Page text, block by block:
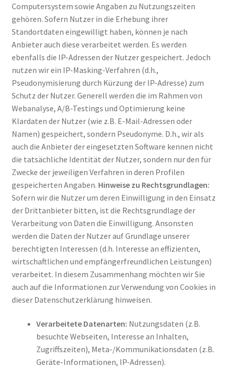
Computersystem sowie Angaben zu Nutzungszeiten
gehören. Sofern Nutzer in die Erhebung ihrer
Standortdaten eingewilligt haben, können je nach
Anbieter auch diese verarbeitet werden. Es werden
ebenfalls die IP-Adressen der Nutzer gespeichert. Jedoch
nutzen wir ein IP-Masking-Verfahren (d.h.,
Pseudonymisierung durch Kürzung der IP-Adresse) zum
Schutz der Nutzer. Generell werden die im Rahmen von
Webanalyse, A/B-Testings und Optimierung keine
Klardaten der Nutzer (wie z.B. E-Mail-Adressen oder
Namen) gespeichert, sondern Pseudonyme. D.h., wir als
auch die Anbieter der eingesetzten Software kennen nicht
die tatsächliche Identität der Nutzer, sondern nur den für
Zwecke der jeweiligen Verfahren in deren Profilen
gespeicherten Angaben. Hinweise zu Rechtsgrundlagen:
Sofern wir die Nutzer um deren Einwilligung in den Einsatz
der Drittanbieter bitten, ist die Rechtsgrundlage der
Verarbeitung von Daten die Einwilligung. Ansonsten
werden die Daten der Nutzer auf Grundlage unserer
berechtigten Interessen (d.h. Interesse an effizienten,
wirtschaftlichen und empfängerfreundlichen Leistungen)
verarbeitet. In diesem Zusammenhang möchten wir Sie
auch auf die Informationen zur Verwendung von Cookies in
dieser Datenschutzerklärung hinweisen.
Verarbeitete Datenarten: Nutzungsdaten (z.B.
besuchte Webseiten, Interesse an Inhalten,
Zugriffszeiten), Meta-/Kommunikationsdaten (z.B.
Geräte-Informationen, IP-Adressen).